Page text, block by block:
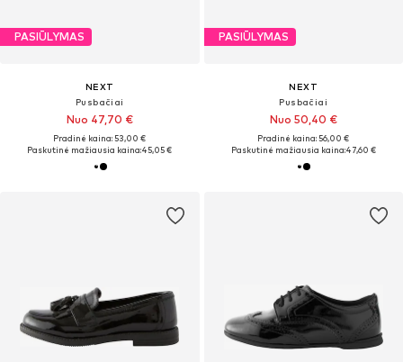
PASIŪLYMAS
NEXT
Pusbačiai
Nuo 47,70 €
Pradinė kaina: 53,00 €
Paskutinė mažiausia kaina:45,05 €
PASIŪLYMAS
NEXT
Pusbačiai
Nuo 50,40 €
Pradinė kaina: 56,00 €
Paskutinė mažiausia kaina:47,60 €